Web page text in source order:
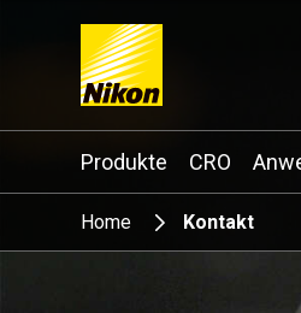
Produkte CRO
Home Kontakt